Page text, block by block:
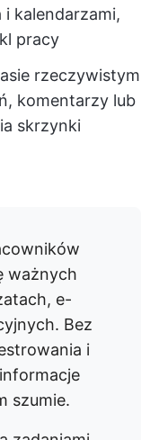
kalendarzami,
pracy
rzeczywistym
komentarzy lub
skrzynki
ważnych
e-
Bez
i
szumie.